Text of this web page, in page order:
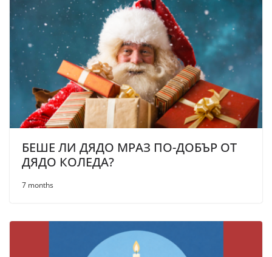
БЕШЕ ЛИ ДЯДО МРАЗ ПО-ДОБЪР ОТ
ДЯДО КОЛЕДА?
7 months